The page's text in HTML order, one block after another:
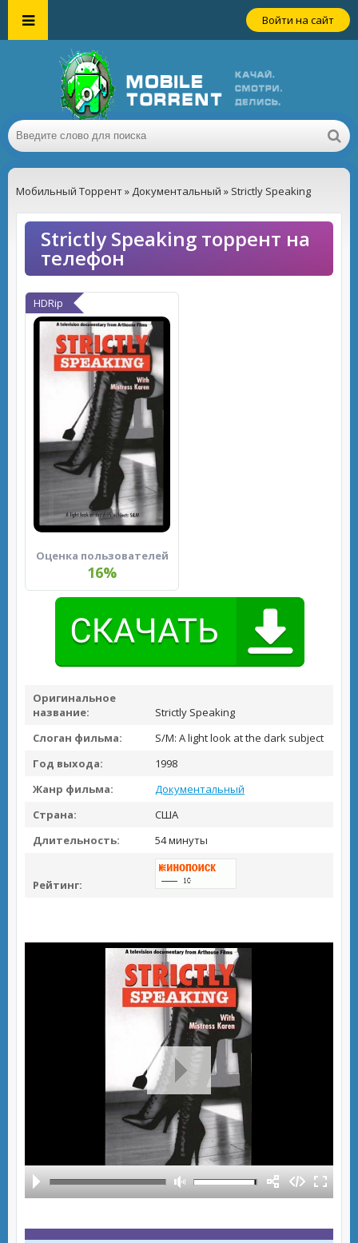
Войти на сайт
Мобильный Торрент» Документальный » Strictly Speaking
Strictly Speaking торрент на
телефон
HDRip
Оценка пользователей
16%
Оригинальное
название:
Strictly Speaking
Слоган фильма:
S/M: A light look at the dark subject
Год выхода:
1998
Жанр фильма:
Документальный
Страна:
США
Длительность:
54 минуты
Рейтинг: